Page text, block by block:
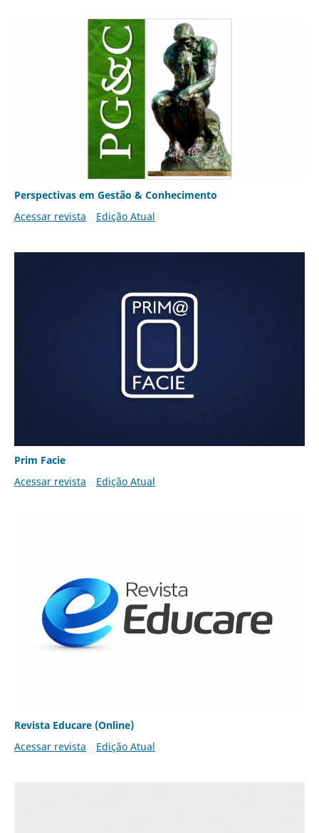
Perspectivas em Gestão & Conhecimento
Acessar revista
Edição Atual
Prim Facie
Acessar revista
Edição Atual
Revista Educare (Online)
Acessar revista
Edição Atual